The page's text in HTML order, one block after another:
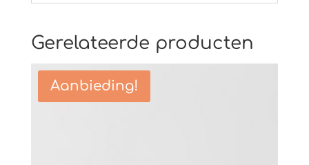
Gerelateerde producten
Aanbieding!